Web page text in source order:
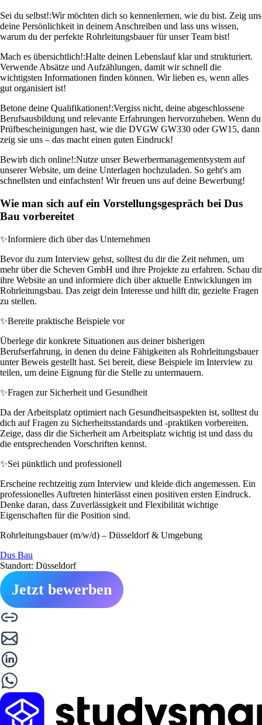
Sei du selbst!:Wir möchten dich so kennenlernen, wie du bist. Zeig uns
deine Persönlichkeit in deinem Anschreiben und lass uns wissen,
warum du der perfekte Rohrleitungsbauer für unser Team bist!
Mach es übersichtlich!:Halte deinen Lebenslauf klar und strukturiert.
Verwende Absätze und Aufzählungen, damit wir schnell die
wichtigsten Informationen finden können. Wir lieben es, wenn alles
gut organisiert ist!
Betone deine Qualifikationen!:Vergiss nicht, deine abgeschlossene
Berufsausbildung und relevante Erfahrungen hervorzuheben. Wenn du
Prüfbescheinigungen hast, wie die DVGW GW330 oder GW15, dann
zeig sie uns – das macht einen guten Eindruck!
Bewirb dich online!:Nutze unser Bewerbermanagementsystem auf
unserer Website, um deine Unterlagen hochzuladen. So geht's am
schnellsten und einfachsten! Wir freuen uns auf deine Bewerbung!
Wie man sich auf ein Vorstellungsgespräch bei Dus
Bau vorbereitet
✨Informiere dich über das Unternehmen
Bevor du zum Interview gehst, solltest du dir die Zeit nehmen, um
mehr über die Scheven GmbH und ihre Projekte zu erfahren. Schau dir
ihre Website an und informiere dich über aktuelle Entwicklungen im
Rohrleitungsbau. Das zeigt dein Interesse und hilft dir, gezielte Fragen
zu stellen.
✨Bereite praktische Beispiele vor
Überlege dir konkrete Situationen aus deiner bisherigen
Berufserfahrung, in denen du deine Fähigkeiten als Rohrleitungsbauer
unter Beweis gestellt hast. Sei bereit, diese Beispiele im Interview zu
teilen, um deine Eignung für die Stelle zu untermauern.
✨Fragen zur Sicherheit und Gesundheit
Da der Arbeitsplatz optimiert nach Gesundheitsaspekten ist, solltest du
dich auf Fragen zu Sicherheitsstandards und -praktiken vorbereiten.
Zeige, dass dir die Sicherheit am Arbeitsplatz wichtig ist und dass du
die entsprechenden Vorschriften kennst.
✨Sei pünktlich und professionell
Erscheine rechtzeitig zum Interview und kleide dich angemessen. Ein
professionelles Auftreten hinterlässt einen positiven ersten Eindruck.
Denke daran, dass Zuverlässigkeit und Flexibilität wichtige
Eigenschaften für die Position sind.
Rohrleitungsbauer (m/w/d) – Düsseldorf & Umgebung
Dus Bau
Standort: Düsseldorf
Jetzt bewerben